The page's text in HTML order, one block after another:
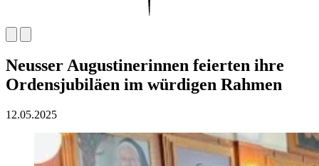
Neusser Augustinerinnen feierten ihre
Ordensjubiläen im würdigen Rahmen
12.05.2025